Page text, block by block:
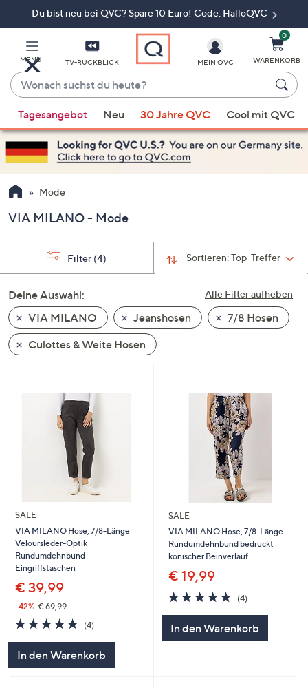
Du bist neu bei QVC? Spare 10 Euro! Code: HalloQVC
MENÜ TV-RÜCKBLICK
Wonach
suchst
du
heute?
Vorschläge
verfügbar
sind,
verwenden
Sie
Pfeiltasten
nach
und
nach
unten
oder
wischen
Sie
anzuzeigen.
MEIN QVC
0
WARENKORB
Tagesangebot Neu 30 Jahre QVC Cool mit QVC
Mode
VIA MILANO - Mode
Sortieren:Top-Treffer
Filter (4)
Alle Filter aufheben
Deine Auswahl:
VIA MILANO
Jeanshosen
7/8 Hosen
Culottes & Weite Hosen
SALE
VIA MILANO Hose, 7/8-Länge
Veloursleder-Optik
Rundumdehnbund
Eingriffstaschen
€ 39,99
-42% € 69,99
5.0
von
(4)4
In den Warenkorb
SALE
VIA MILANO Hose, 7/8-Länge
Rundumdehnbund bedruckt
konischer Beinverlauf
€ 19,99
5.0
von
(4)4
In den Warenkorb